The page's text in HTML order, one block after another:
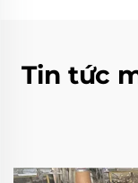
Tin tức